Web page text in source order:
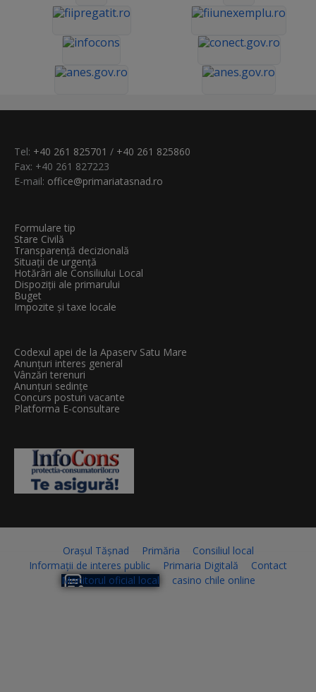
Tel: +40 261 825701 / +40 261 825860
Fax: +40 261 827223
E-mail: office@primariatasnad.ro
Formulare tip
Stare Civilă
Transparenţă decizională
Situații de urgență
Hotărâri ale Consiliului Local
Dispoziții ale primarului
Buget
Impozite și taxe locale
Codexul apei de la Apaserv Satu Mare
Anunțuri interes general
Vânzări terenuri
Anunțuri sedințe
Concurs posturi vacante
Platforma E-consultare
Orașul Tășnad Primăria
Consiliul local
Informații de interes public
Primaria Digitală
Contact
Monitorul oficial local
casino chile online